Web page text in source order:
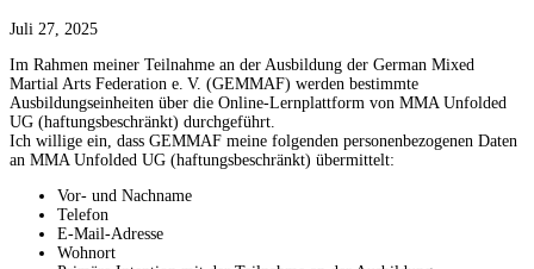
Juli 27, 2025
Im Rahmen meiner Teilnahme an der Ausbildung der German Mixed
Martial Arts Federation e. V. (GEMMAF) werden bestimmte
Ausbildungseinheiten über die Online-Lernplattform von MMA Unfolded
UG (haftungsbeschränkt) durchgeführt.
Ich willige ein, dass GEMMAF meine folgenden personenbezogenen Daten
an MMA Unfolded UG (haftungsbeschränkt) übermittelt:
Vor- und Nachname
Telefon
E-Mail-Adresse
Wohnort